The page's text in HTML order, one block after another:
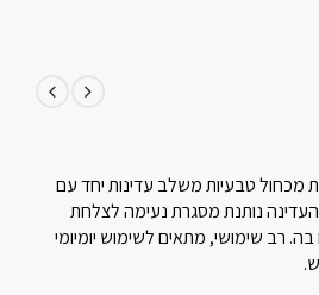
מכחול טבעיות משלב עדינות יחד עם
נותנת מסגרת נעימה לצלחת
רב שימושי, מתאים לשימוש יומיומי